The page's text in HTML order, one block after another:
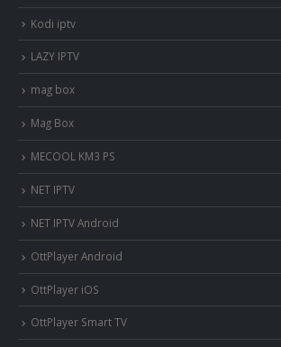
Kodi iptv
LAZY IPTV
mag box
Mag Box
MECOOL KM3 PS
NET IPTV
NET IPTV Android
OttPlayer Android
OttPlayer iOS
OttPlayer Smart TV